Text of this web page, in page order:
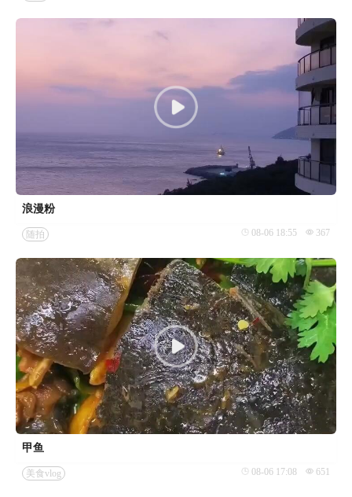
浪漫粉
随拍 08-06 18:55 367
甲鱼
美食vlog 08-06 17:08 651